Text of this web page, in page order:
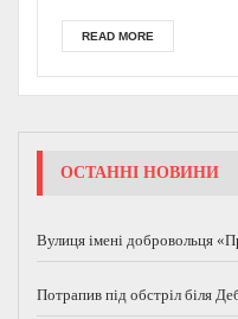
READ MORE
ОСТАННІ НОВИНИ
Вулиця імені добровольця
Потрапив під обстріл біля